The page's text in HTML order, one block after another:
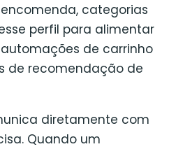
categorias
perfil para alimentar
de carrinho
de recomendação de
diretamente com
Quando um